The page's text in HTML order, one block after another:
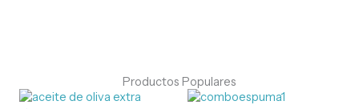
Productos Populares
Rango